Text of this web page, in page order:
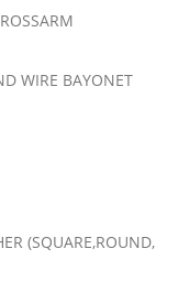
WIRE BAYONET
(SQUARE,ROUND,